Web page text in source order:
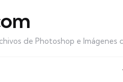
de Photoshop e Imágenes